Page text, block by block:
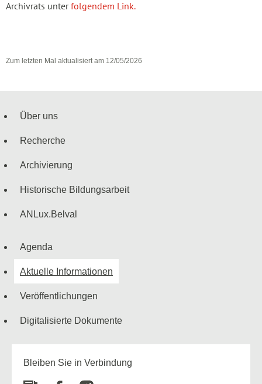
Archivrats unterfolgendem Link.
Zum letzten Mal aktualisiert am 12/05/2026
Navigationsmenü
Über uns
Recherche
Archivierung
Historische Bildungsarbeit
ANLux.Belval
Agenda
Aktuelle Informationen
Veröffentlichungen
Digitalisierte Dokumente
Bleiben Sie in Verbindung